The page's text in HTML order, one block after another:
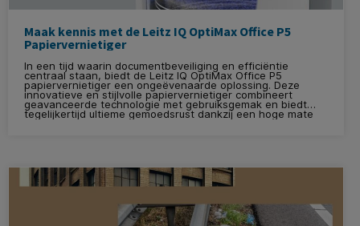
Maak kennis met de Leitz IQ OptiMax Office P5
Papiervernietiger
In een tijd waarin documentbeveiliging en efficiëntie
centraal staan, biedt de Leitz IQ OptiMax Office P5
papiervernietiger een ongeëvenaarde oplossing. Deze
innovatieve en stijlvolle papiervernietiger combineert
geavanceerde technologie met gebruiksgemak en biedt
tegelijkertijd ultieme gemoedsrust dankzij een hoge mate
van documentbeveiliging.